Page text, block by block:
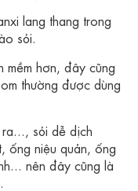
lang thang trong
sỏi.
hơn, đây cũng
thường được dùng
sỏi dễ dịch
ống niệu quản, ống
nên đây cũng là